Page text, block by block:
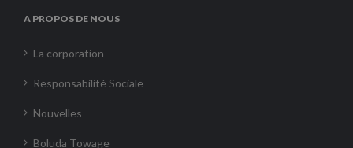
A PROPOS DE NOUS
La corporation
Responsabilité Sociale
Nouvelles
Boluda Towage